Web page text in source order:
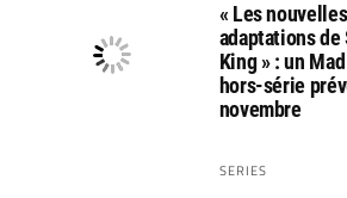
« Les nouvelles
adaptations de
King » : un
hors-série
novembre
SERIES